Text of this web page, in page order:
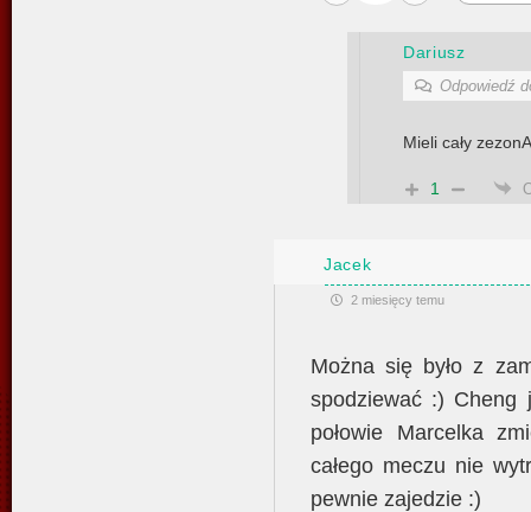
Dariusz
Odpowiedź
Mieli cały
1
Jacek
2 miesięcy temu
Można się było z
spodziewać :)
połowie Marcelka
całego meczu nie
pewnie zajedzie :)